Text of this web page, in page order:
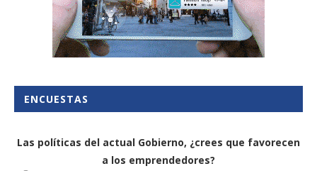
ENCUESTAS
Las políticas del actual Gobierno, ¿crees que favorecen
a los emprendedores?